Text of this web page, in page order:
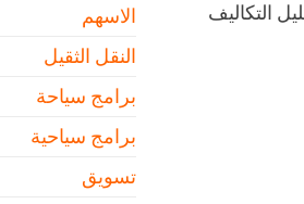
التكاليف
الاسهم
النقل الثقيل
برامج سياحة
برامج سياحية
تسويق